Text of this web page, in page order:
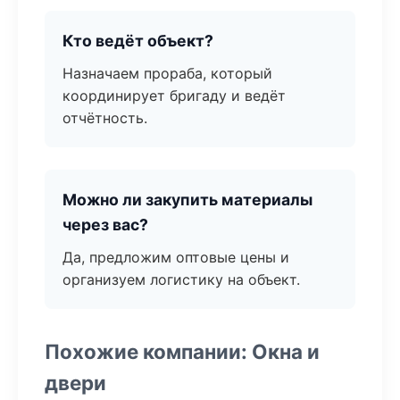
Кто ведёт объект?
Назначаем прораба, который
координирует бригаду и ведёт
отчётность.
Можно ли закупить материалы
через вас?
Да, предложим оптовые цены и
организуем логистику на объект.
Похожие компании: Окна и
двери